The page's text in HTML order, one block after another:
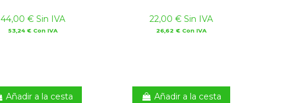
44,00 € Sin IVA
53,24 € Con IVA
Añadir a la cesta
22,00 € Sin IVA
26,62 € Con IVA
Añadir a la cesta